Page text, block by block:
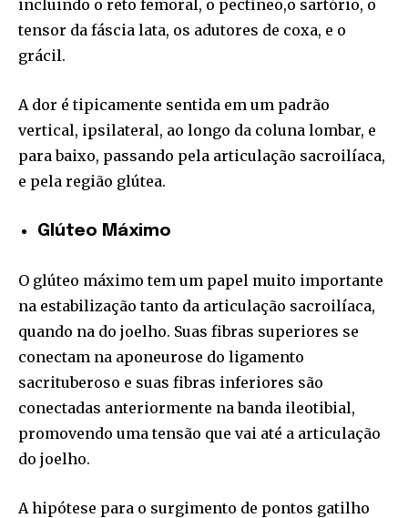
incluindo o reto femoral, o pectíneo,o sartório, o
tensor da fáscia lata, os adutores de coxa, e o
grácil.
A dor é tipicamente sentida em um padrão
vertical, ipsilateral, ao longo da coluna lombar, e
para baixo, passando pela articulação sacroilíaca,
e pela região glútea.
Glúteo Máximo
O glúteo máximo tem um papel muito importante
na estabilização tanto da articulação sacroilíaca,
quando na do joelho. Suas fibras superiores se
conectam na aponeurose do ligamento
sacrituberoso e suas fibras inferiores são
conectadas anteriormente na banda ileotibial,
promovendo uma tensão que vai até a articulação
do joelho.
A hipótese para o surgimento de pontos gatilho